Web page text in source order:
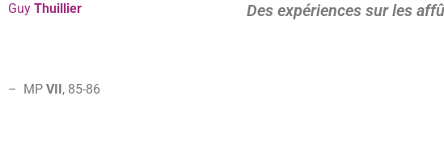
Guy Thuillier Des expériences sur les
– MP VII, 85-86